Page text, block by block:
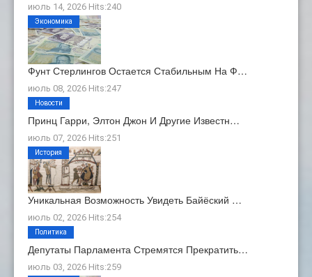
июль 14, 2026 Hits:240
Фунт Стерлингов Остается Стабильным На Ф…
июль 08, 2026 Hits:247
Экономика
Принц Гарри, Элтон Джон И Другие Известн…
июль 07, 2026 Hits:251
Новости
Уникальная Возможность Увидеть Байёский …
июль 02, 2026 Hits:254
История
Депутаты Парламента Стремятся Прекратить…
июль 03, 2026 Hits:259
Политика